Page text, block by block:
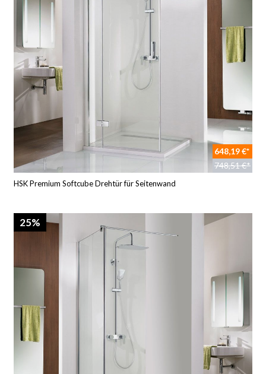
648,19 €*
748,51 €*
HSK Premium Softcube Drehtür für Seitenwand
25%